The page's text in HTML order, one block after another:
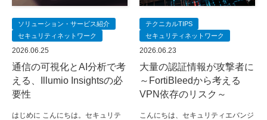
ソリューション・サービス紹介
セキュリティネットワーク
2026.06.25
通信の可視化とAI分析で考
える、Illumio Insightsの必
要性
はじめに こんにちは。セキュリテ
テクニカルTIPS
セキュリティネットワーク
2026.06.23
大量の認証情報が攻撃者に
～FortiBleedから考える
VPN依存のリスク～
こんにちは、セキュリティエバンジ